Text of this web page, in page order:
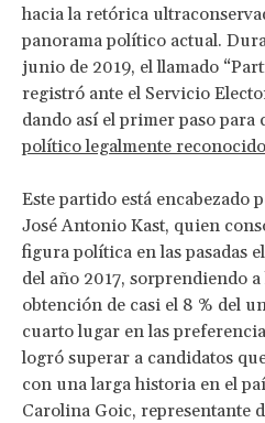
hacia la retórica
panorama político actual.
junio de 2019, el llamado
registró ante el Servicio
dando así el primer paso
político legalmente reconocido
Este partido está encabezado
José Antonio Kast, quien
figura política en las pasadas
del año 2017, sorprendiendo
obtención de casi el 8 % del
cuarto lugar en las
logró superar a candidatos
con una larga historia en el
Carolina Goic, representante